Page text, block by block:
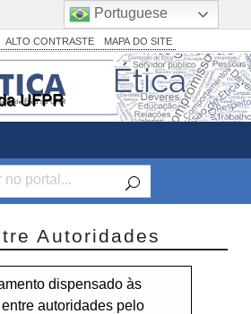
Simplifique!
Comunica BR
Participe
Acesso à informação
Canais
ALTO CONTRASTE MAPA DO SITE
UFPR
Autoridades
dispensado às
autoridades pelo
Portuguese